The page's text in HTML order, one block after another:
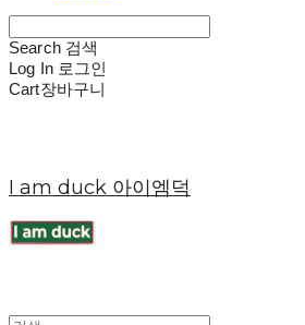
Search 검색
Log In 로그인
Cart장바구니
I am duck 아이엠덕